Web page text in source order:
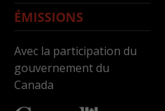
ÉMISSIONS
Avec la participation du
gouvernement du
Canada